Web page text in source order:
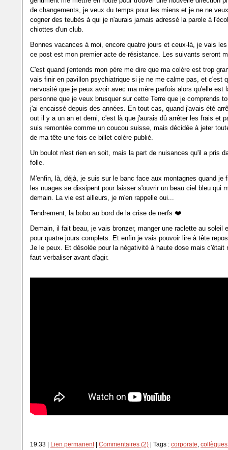
de changements, je veux du temps pour les miens et je ne ne
cogner des teubés à qui je n'aurais jamais adressé la parole à
chiottes d'un club.
Bonnes vacances à moi, encore quatre jours et ceux-là, je vais
ce post est mon premier acte de résistance. Les suivants seront
C'est quand j'entends mon père me dire que ma colère est trop
vais finir en pavillon psychiatrique si je ne me calme pas, et c'est
nervosité que je peux avoir avec ma mère parfois alors qu'elle est
personne que je veux brusquer sur cette Terre que je comprends
j'ai encaissé depuis des années. En tout cas, quand j'avais été
out il y a un an et demi, c'est là que j'aurais dû arrêter les frais et
suis remontée comme un coucou suisse, mais décidée à jeter
de ma tête une fois ce billet colère publié.
Un boulot n'est rien en soit, mais la part de nuisances qu'il a pris
folle.
M'enfin, là, déjà, je suis sur le banc face aux montagnes quand je
les nuages se dissipent pour laisser s'ouvrir un beau ciel bleu qui
demain. La vie est ailleurs, je m'en rappelle oui...
Tendrement, la bobo au bord de la crise de nerfs ❤️
Demain, il fait beau, je vais bronzer, manger une raclette au soleil
pour quatre jours complets. Et enfin je vais pouvoir lire à tête
Je le peux. Et désolée pour la négativité à haute dose mais c'était
faut verbaliser avant d'agir.
19:33 | Lien permanent| Commentaires (2) | Tags : corporate,